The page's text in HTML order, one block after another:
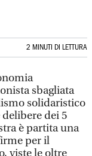
2 MINUTI DI LETTURA
sbagliata
solidaristico
dei 5
è partita una
per il
viste le oltre